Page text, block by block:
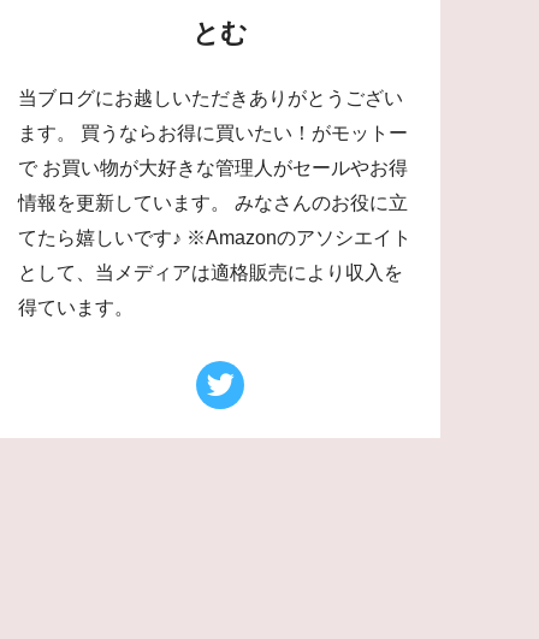
とむ
当ブログにお越しいただきありがとうござい
ます。 買うならお得に買いたい！がモットー
で お買い物が大好きな管理人がセールやお得
情報を更新しています。 みなさんのお役に立
てたら嬉しいです♪ ※Amazonのアソシエイト
として、当メディアは適格販売により収入を
得ています。